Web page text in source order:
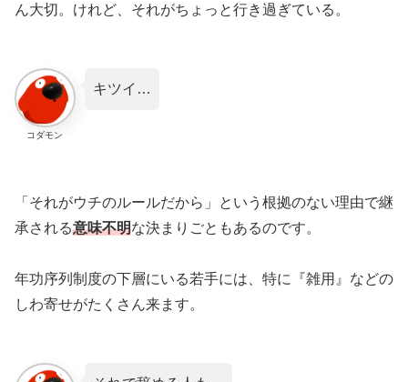
ん大切。けれど、それがちょっと行き過ぎている。
コダモン
キツイ…
「それがウチのルールだから」という根拠のない理由で継
承される意味不明な決まりごともあるのです。
年功序列制度の下層にいる若手には、特に『雑用』などの
しわ寄せがたくさん来ます。